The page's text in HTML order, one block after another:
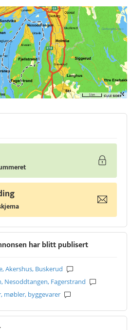
har blitt publisert
Akershus, Buskerud
Nesoddtangen, Fagerstrand
møbler, byggevarer